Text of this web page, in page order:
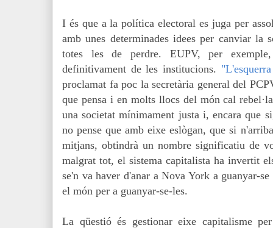
I és que a la política electoral es juga per
amb unes determinades idees per canviar la
totes les de perdre. EUPV, per
definitivament de les institucions.
proclamat fa poc la secretària general del
que pensa i en molts llocs del món cal
una societat mínimament justa i, encara que
no pense que amb eixe eslògan, que si
mitjans, obtindrà un nombre significatiu de
malgrat tot, el sistema capitalista ha invertit
se'n va haver d'anar a Nova York a guanyar-
el món per a guanyar-se-les.
La qüestió és gestionar eixe capitalisme